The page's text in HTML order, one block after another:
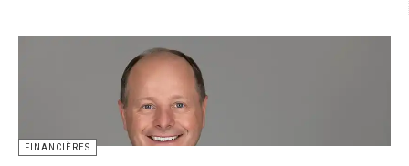
FINANCIÈRES